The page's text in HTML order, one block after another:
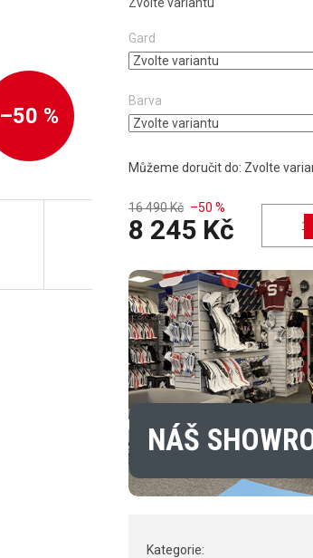
–50 %
Gard
Barva
Můžeme doručit do: Zvolte
16 490 Kč –50 %
8 245 Kč
NÁŠ
Kategorie: